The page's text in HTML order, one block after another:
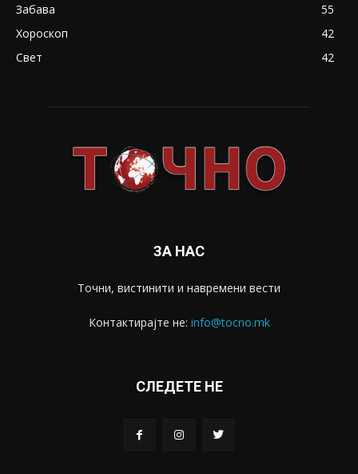
Забава
55
Хороскоп
42
Свет
42
ЗА НАС
Точни, вистинити и навремени вести
Контактирајте не: info@tocno.mk
СЛЕДЕТЕ НЕ